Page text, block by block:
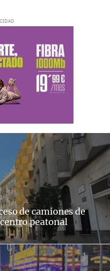
de camiones de
peatonal